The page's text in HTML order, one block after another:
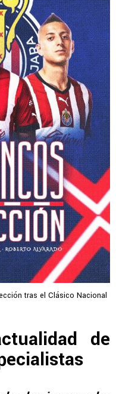
tras el Clásico Nacional
de